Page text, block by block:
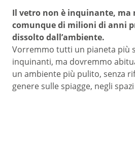
Il vetro non è inquinante, ma
comunque di milioni di anni
dissolto dall’ambiente.
Vorremmo tutti un pianeta più
inquinanti, ma dovremmo
un ambiente più pulito, senza
genere sulle spiagge, negli